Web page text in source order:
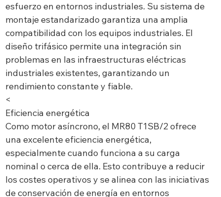
esfuerzo en entornos industriales. Su sistema de
montaje estandarizado garantiza una amplia
compatibilidad con los equipos industriales. El
diseño trifásico permite una integración sin
problemas en las infraestructuras eléctricas
industriales existentes, garantizando un
rendimiento constante y fiable.
<
Eficiencia energética
Como motor asíncrono, el MR80 T1SB/2 ofrece
una excelente eficiencia energética,
especialmente cuando funciona a su carga
nominal o cerca de ella. Esto contribuye a reducir
los costes operativos y se alinea con las iniciativas
de conservación de energía en entornos